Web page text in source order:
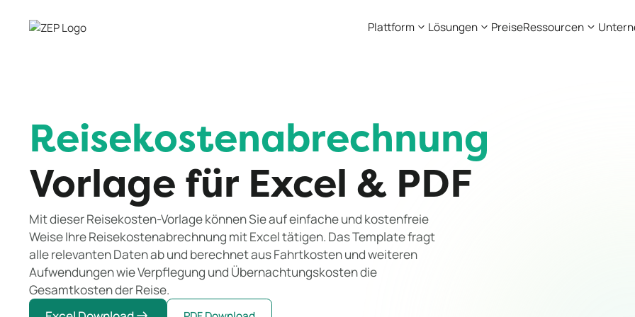
Plattform Lösungen PreiseRessourcen
Reisekostenabrechnung
Vorlage für Excel & PDF
Mit dieser Reisekosten-Vorlage können Sie auf einfache und kostenfreie
Weise Ihre Reisekostenabrechnung mit Excel tätigen. Das Template fragt
alle relevanten Daten ab und berechnet aus Fahrtkosten und weiteren
Aufwendungen wie Verpflegung und Übernachtungskosten die
Gesamtkosten der Reise.